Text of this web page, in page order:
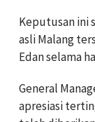
Keputusan ini
asli Malang
Edan selama
General
apresiasi